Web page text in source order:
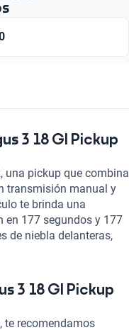
3 18 Gl Pickup
una pickup que combina
transmisión manual y
te brinda una
en 177 segundos y 177
de niebla delanteras,
y sistema de
delantera y frenos
Su diseño robusto
motor Inline, lo
3 18 Gl Pickup
te recomendamos